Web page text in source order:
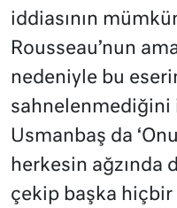
iddiasının
Rousseau’nun
nedeniyle bu
sahnelenmediğini
Usmanbaş da
herkesin ağzında
çekip başka